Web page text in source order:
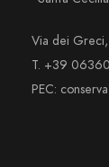
Via dei
T. +39
PEC: